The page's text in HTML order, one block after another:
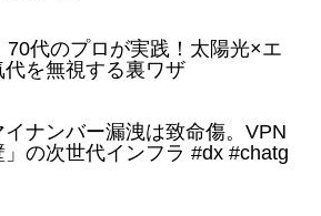
70代のプロが実践！太陽光×エ
を無視する裏ワザ
イナンバー漏洩は致命傷。VPN
の次世代インフラ #dx #chatg